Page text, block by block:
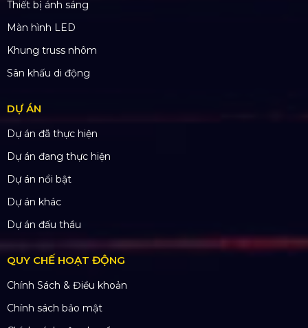
Thiết bị ánh sáng
Màn hình LED
Khung truss nhôm
Sân khấu di động
DỰ ÁN
Dự án đã thực hiện
Dự án đang thực hiện
Dự án nổi bật
Dự án khác
Dự án đấu thầu
QUY CHẾ HOẠT ĐỘNG
Chính Sách & Điều khoản
Chính sách bảo mật